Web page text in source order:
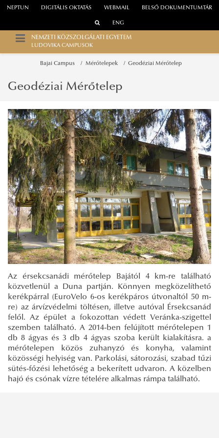
WEBMAIL
NEPTUN DIGITÁLIS OKTATÁS BELSŐ DOKUMENTUMTÁR
ENG
NEMZETI KÖZSZOLGÁLATI EGYETEM
LUDOVIKA CAMPUSOK
Bajai Campus Mérőtelepek Geodéziai Mérőtelep
Geodéziai Mérőtelep
Az érsekcsanádi mérőtelep Bajától 4 km-re található
közvetlenül a Duna partján. Könnyen megközelíthető
kerékpárral (EuroVelo 6-os kerékpáros útvonaltól 50 m-
re) az árvízvédelmi töltésen, illetve autóval Érsekcsanád
felől. Az épület a fokozottan védett Veránka-szigettel
szemben található. A 2014-ben felújított mérőtelepen 1
db 8 ágyas és 3 db 4 ágyas szoba került kialakításra. a
mérőtelepen közös zuhanyzó és konyha, valamint
közösségi helyiség van. Parkolási, sátorozási, szabad tűzi
sütés-főzési lehetőség a bekerített udvaron. A közelben
hajó és csónak vízre tételére alkalmas rámpa található.